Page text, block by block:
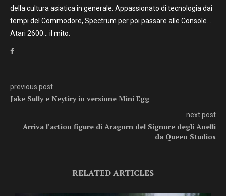
della cultura asiatica in generale. Appassionato di tecnologia dai
tempi del Commodore, Spectrum per poi passare alle Console…
Atari 2600… il mito.
previous post
Jake Sully e Neytiry in versione Mini Egg
next post
Arriva l’action figure di Aragorn del Signore degli Anelli
da Queen Studios
RELATED ARTICLES